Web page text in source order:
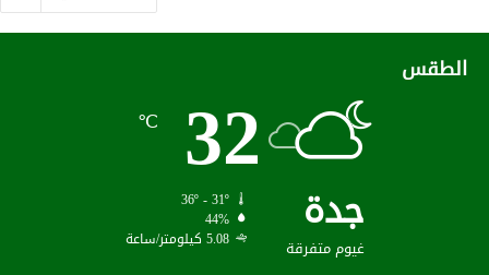
الطقس
جدة
غيوم متفرقة
32
℃
36º - 31º
44%
5.08 كيلومتر/ساعة